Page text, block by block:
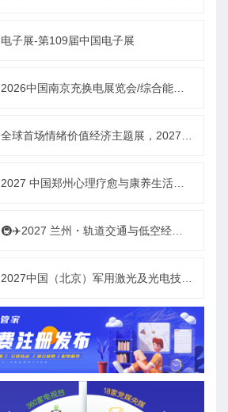
电子展-第109届中国电子展
2026中国南京充换电展览会/综合能源服务站博览会
全球首场情绪价值经济主题展，2027郑州国际情绪价值经济博览会
2027 中国郑州心理疗愈与康养生活产业博览会
🚇✈️2027 兰州・轨道交通与低空经济展览会即将启幕！
2027中国（北京）军用激光及光电技术展览会